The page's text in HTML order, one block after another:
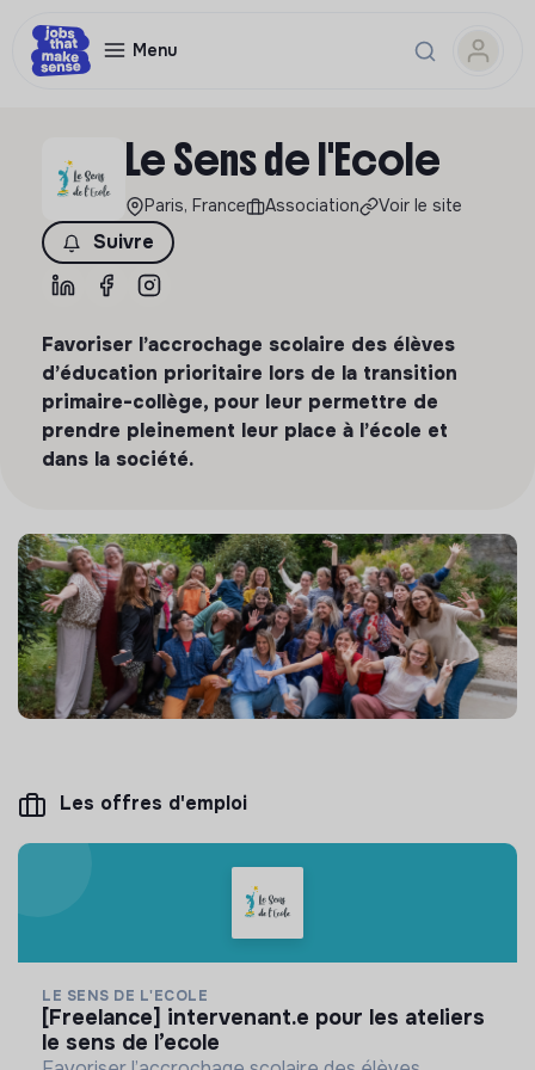
Menu
Le Sens de l'Ecole
Paris, France Association Voir le site
Suivre
Favoriser l’accrochage scolaire des élèves
d’éducation prioritaire lors de la transition
primaire-collège, pour leur permettre de
prendre pleinement leur place à l’école et
dans la société.
Les offres d'emploi
LE SENS DE L'ECOLE
[freelance] intervenant.e pour les ateliers
le sens de l’ecole